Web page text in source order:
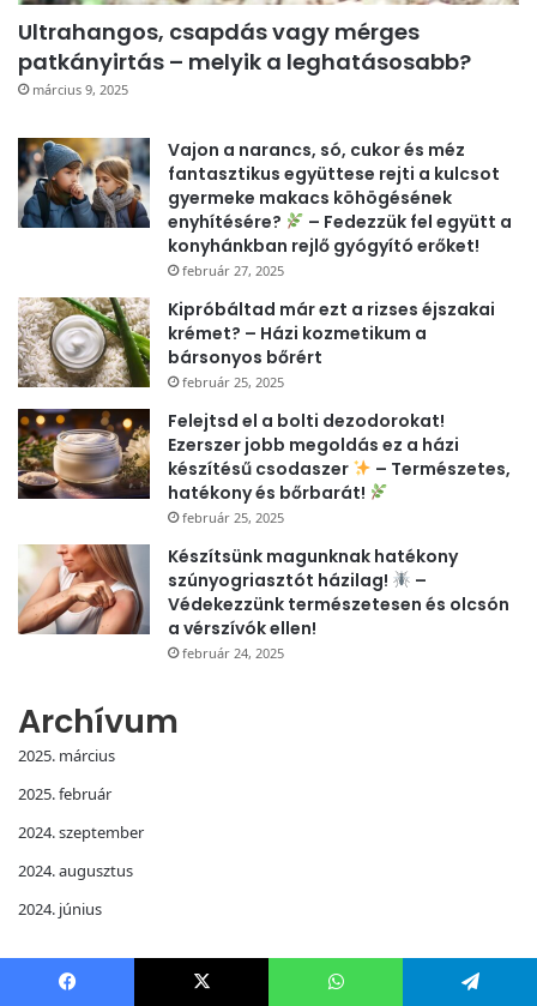
Ultrahangos, csapdás vagy mérges
patkányirtás – melyik a leghatásosabb?
március 9, 2025
Vajon a narancs, só, cukor és méz
fantasztikus együttese rejti a kulcsot
gyermeke makacs köhögésének
enyhítésére?
– Fedezzük fel együtt a
konyhánkban rejlő gyógyító erőket!
február 27, 2025
Kipróbáltad már ezt a rizses éjszakai
krémet? – Házi kozmetikum a
bársonyos bőrért
február 25, 2025
Felejtsd el a bolti dezodorokat!
Ezerszer jobb megoldás ez a házi
készítésű csodaszer
– Természetes,
hatékony és bőrbarát!
február 25, 2025
Készítsünk magunknak hatékony
szúnyogriasztót házilag!
–
Védekezzünk természetesen és olcsón
a vérszívók ellen!
február 24, 2025
Archívum
2025. március
2025. február
2024. szeptember
2024. augusztus
2024. június
Kategóriák